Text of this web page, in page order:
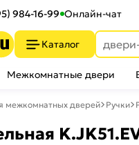
984-16-99 Онлайн-чат
Каталог
Межкомнатные двери
межкомнатных дверей Ручки